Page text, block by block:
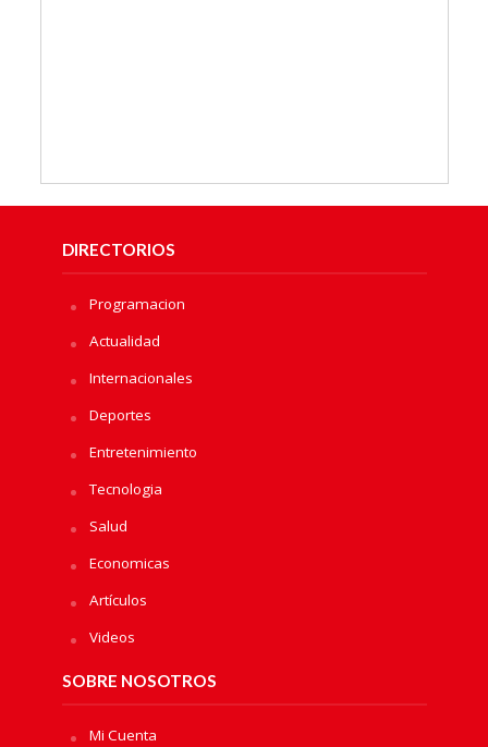
DIRECTORIOS
Programacion
Actualidad
Internacionales
Deportes
Entretenimiento
Tecnologia
Salud
Economicas
Artículos
Videos
SOBRE NOSOTROS
Mi Cuenta